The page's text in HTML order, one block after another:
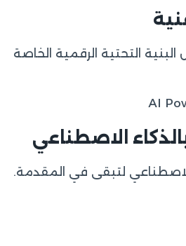
التحتية الرقمية الخاصة
AI
الاصطناعي
لتبقى في المقدمة.